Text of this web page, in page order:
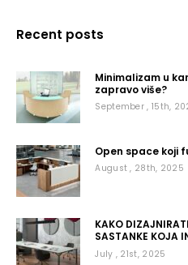
Recent posts
Minimalizam u
zapravo više?
September , 15th,
Open space koji
August , 28th, 2025
KAKO
SASTANKE KOJA
July , 21st, 2025